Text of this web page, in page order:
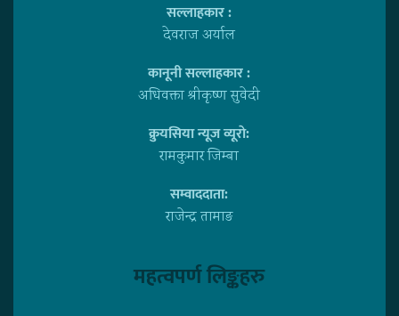
सल्लाहकार :
देवराज अर्याल
कानूनी सल्लाहकार :
अधिवक्ता श्रीकृष्ण सुवेदी
क्रुयसिया न्यूज व्यूराे:
रामकुमार जिम्बा
सम्वाददाता:
राजेन्द्र तामाङ
महत्वपर्ण लिङ्कहरु